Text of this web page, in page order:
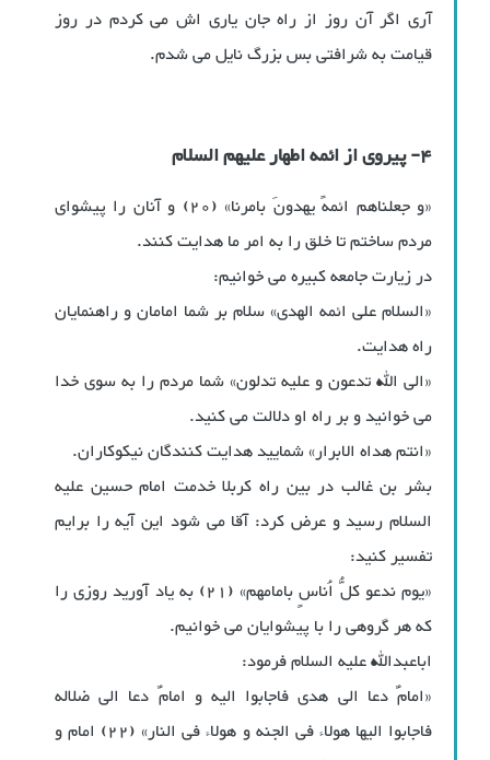
آری اگر آن روز از راه جان یاری اش می کردم در روز
قیامت به شرافتی بس بزرگ نایل می شدم.
4- پیروی از ائمه اطهار علیهم السلام
«و جعلناهم ائمهً یهدونَ بامرنا» (20) و آنان را پیشوای
مردم ساختم تا خلق را به امر ما هدایت کنند.
در زیارت جامعه کبیره می خوانیم:
«السلام علی ائمه الهدی» سلام بر شما امامان و راهنمایان
راه هدایت.
«الی الله تدعون و علیه تدلون» شما مردم را به سوی خدا
می خوانید و بر راه او دلالت می کنید.
«انتم هداه الابرار» شمایید هدایت کنندگان نیکوکاران.
بشر بن غالب در بین راه کربلا خدمت امام حسین علیه
السلام رسید و عرض کرد:‌ آقا می شود این آیه را برایم
تفسیر کنید:
«یوم ندعو کلُّ اُناسٍ بامامهم» (21) به یاد آورید روزی را
که هر گروهی را با پیشوایان می خوانیم.
اباعبدالله علیه السلام فرمود:
«امامٌ دعا الی هدی فاجابوا الیه و امامٌ دعا الی ضلاله
فاجابوا الیها هولاء فی الجنه و هولاء فی النار» (22) امام و